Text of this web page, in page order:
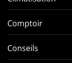
Comptoir
Conseils